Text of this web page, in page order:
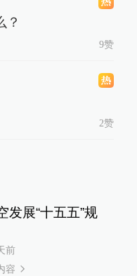
？
9赞
2赞
发展“十五五”规
前
容